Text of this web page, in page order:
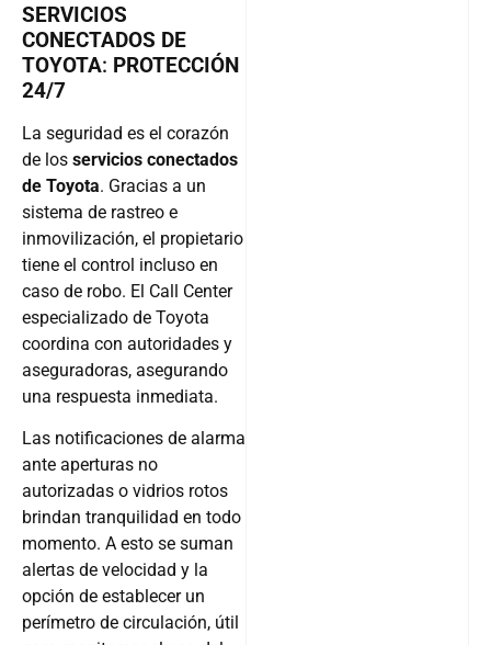
SERVICIOS
CONECTADOS DE
TOYOTA: PROTECCIÓN
24/7
La seguridad es el corazón
de los servicios conectados
de Toyota. Gracias a un
sistema de rastreo e
inmovilización, el propietario
tiene el control incluso en
caso de robo. El Call Center
especializado de Toyota
coordina con autoridades y
aseguradoras, asegurando
una respuesta inmediata.
Las notificaciones de alarma
ante aperturas no
autorizadas o vidrios rotos
brindan tranquilidad en todo
momento. A esto se suman
alertas de velocidad y la
opción de establecer un
perímetro de circulación, útil